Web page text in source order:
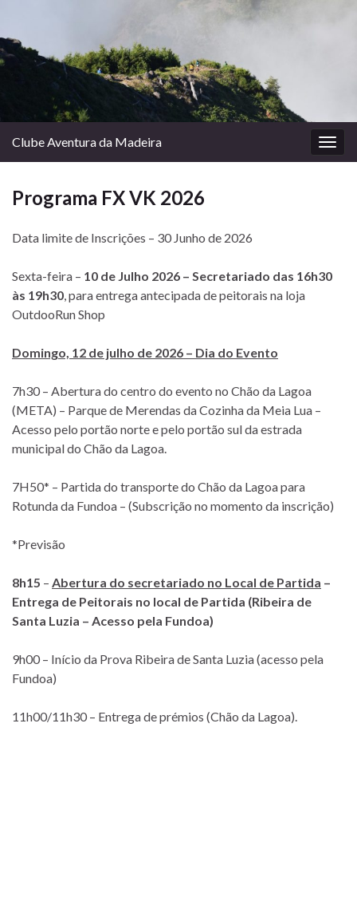
Clube Aventura da Madeira
Programa FX VK 2026
Data limite de Inscrições – 30 Junho de 2026
Sexta-feira – 10 de Julho 2026 – Secretariado das 16h30
às 19h30, para entrega antecipada de peitorais na loja
OutdooRun Shop
Domingo, 12 de julho de 2026 – Dia do Evento
7h30 – Abertura do centro do evento no Chão da Lagoa
(META) – Parque de Merendas da Cozinha da Meia Lua –
Acesso pelo portão norte e pelo portão sul da estrada
municipal do Chão da Lagoa.
7H50* – Partida do transporte do Chão da Lagoa para
Rotunda da Fundoa – (Subscrição no momento da inscrição)
*Previsão
8h15 – Abertura do secretariado no Local de Partida –
Entrega de Peitorais no local de Partida (Ribeira de
Santa Luzia – Acesso pela Fundoa)
9h00 – Início da Prova Ribeira de Santa Luzia (acesso pela
Fundoa)
11h00/11h30 – Entrega de prémios (Chão da Lagoa).